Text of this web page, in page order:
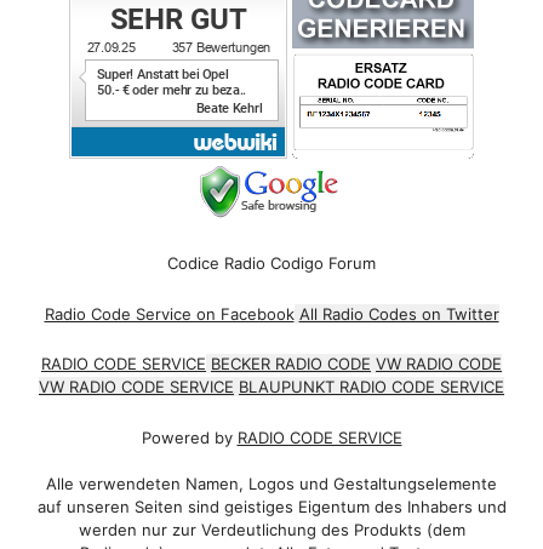
Codice Radio Codigo Forum
Radio Code Service on Facebook All Radio Codes on Twitter
RADIO CODE SERVICE BECKER RADIO CODE VW RADIO CODE
VW RADIO CODE SERVICE BLAUPUNKT RADIO CODE SERVICE
Powered by RADIO CODE SERVICE
Alle verwendeten Namen, Logos und Gestaltungselemente
auf unseren Seiten sind geistiges Eigentum des Inhabers und
werden nur zur Verdeutlichung des Produkts (dem